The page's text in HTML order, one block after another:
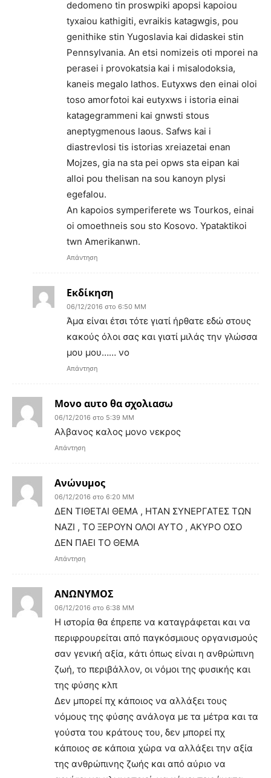
dedomeno tin proswpiki apopsi kapoiou
tyxaiou kathigiti, evraikis katagwgis, pou
genithike stin Yugoslavia kai didaskei stin
Pennsylvania. An etsi nomizeis oti mporei na
perasei i provokatsia kai i misalodoksia,
kaneis megalo lathos. Eutyxws den einai oloi
toso amorfotoi kai eutyxws i istoria einai
katagegrammeni kai gnwsti stous
aneptygmenous laous. Safws kai i
diastrevlosi tis istorias xreiazetai enan
Mojzes, gia na sta pei opws sta eipan kai
alloi pou thelisan na sou kanoyn plysi
egefalou.
An kapoios symperiferete ws Tourkos, einai
oi omoethneis sou sto Kosovo. Ypataktikoi
twn Amerikanwn.
Απάντηση
Εκδίκηση
06/12/2016 στο 6:50 ΜΜ
Άμα είναι έτσι τότε γιατί ήρθατε εδώ στους
κακούς όλοι σας και γιατί μιλάς την γλώσσα
μου μου…… νο
Απάντηση
Μονο αυτο θα σχολιασω
06/12/2016 στο 5:39 ΜΜ
Αλβανος καλος μονο νεκρος
Απάντηση
Ανώνυμος
06/12/2016 στο 6:20 ΜΜ
ΔΕΝ ΤΙΘΕΤΑΙ ΘΕΜΑ , ΗΤΑΝ ΣΥΝΕΡΓΑΤΕΣ ΤΩΝ
ΝΑΖΙ , ΤΟ ΞΕΡΟΥΝ ΟΛΟΙ ΑΥΤΟ , ΑΚΥΡΟ ΟΣΟ
ΔΕΝ ΠΑΕΙ ΤΟ ΘΕΜΑ
Απάντηση
ΑΝΩΝΥΜΟΣ
06/12/2016 στο 6:38 ΜΜ
Η ιστορία θα έπρεπε να καταγράφεται και να
περιφρουρείται από παγκόσμιους οργανισμούς
σαν γενική αξία, κάτι όπως είναι η ανθρώπινη
ζωή, το περιβάλλον, οι νόμοι της φυσικής και
της φύσης κλπ
Δεν μπορεί πχ κάποιος να αλλάξει τους
νόμους της φύσης ανάλογα με τα μέτρα και τα
γούστα του κράτους του, δεν μπορεί πχ
κάποιος σε κάποια χώρα να αλλάξει την αξία
της ανθρώπινης ζωής και από αύριο να